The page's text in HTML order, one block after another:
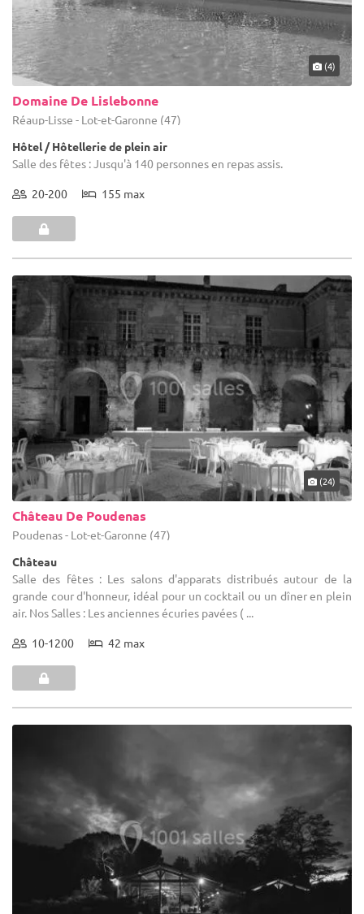
(4)
Domaine De Lislebonne
Réaup-Lisse - Lot-et-Garonne (47)
Hôtel / Hôtellerie de plein air
Salle des fêtes : Jusqu'à 140 personnes en repas assis.
20-200 155 max
(24)
Château De Poudenas
Poudenas - Lot-et-Garonne (47)
Château
Salle des fêtes : Les salons d'apparats distribués autour de la
grande cour d'honneur, idéal pour un cocktail ou un dîner en plein
air. Nos Salles : Les anciennes écuries pavées ( ...
10-1200 42 max